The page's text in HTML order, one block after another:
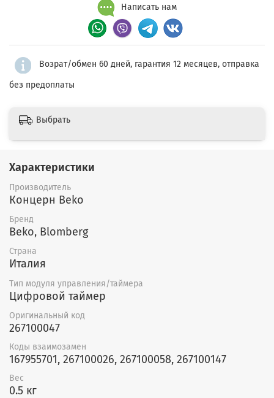
Написать нам
Возрат/обмен 60 дней, гарантия 12 месяцев, отправка
без предоплаты
Выбрать
Характеристики
Производитель
Концерн Beko
Бренд
Beko, Blomberg
Страна
Италия
Тип модуля управления/таймера
Цифровой таймер
Оригинальный код
267100047
Коды взаимозамен
167955701, 267100026, 267100058, 267100147
Вес
0.5 кг